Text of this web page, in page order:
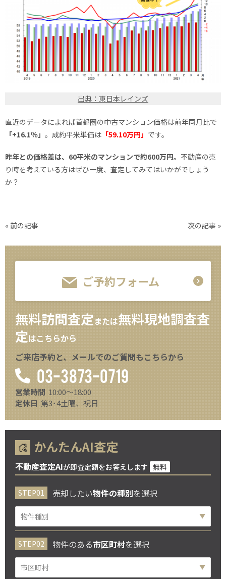
出典：東日本レインズ
直近のデータによれば首都圏の中古マンション価格は前年同月比で
「+16.1％」 。成約平米単価は 「59.10万円」 です。
昨年との価格差は、60平米のマンションで約600万円。 不動産の売
り時を考えている方はぜひ一度、査定してみてはいかがでしょう
か？
« 前の記事 次の記事 »
ご予約フォーム
無料訪問査定または無料現地調査査
定はこちらから
ご来店予約と、メールでのご質問もこちらから
03-3873-0719
営業時間 10:00～18:00
定休日 第3･4土曜、祝日
かんたんAI査定
不動産査定AIが即査定額をお答えします 無料
売却したい物件の種別を選択
物件のある市区町村を選択